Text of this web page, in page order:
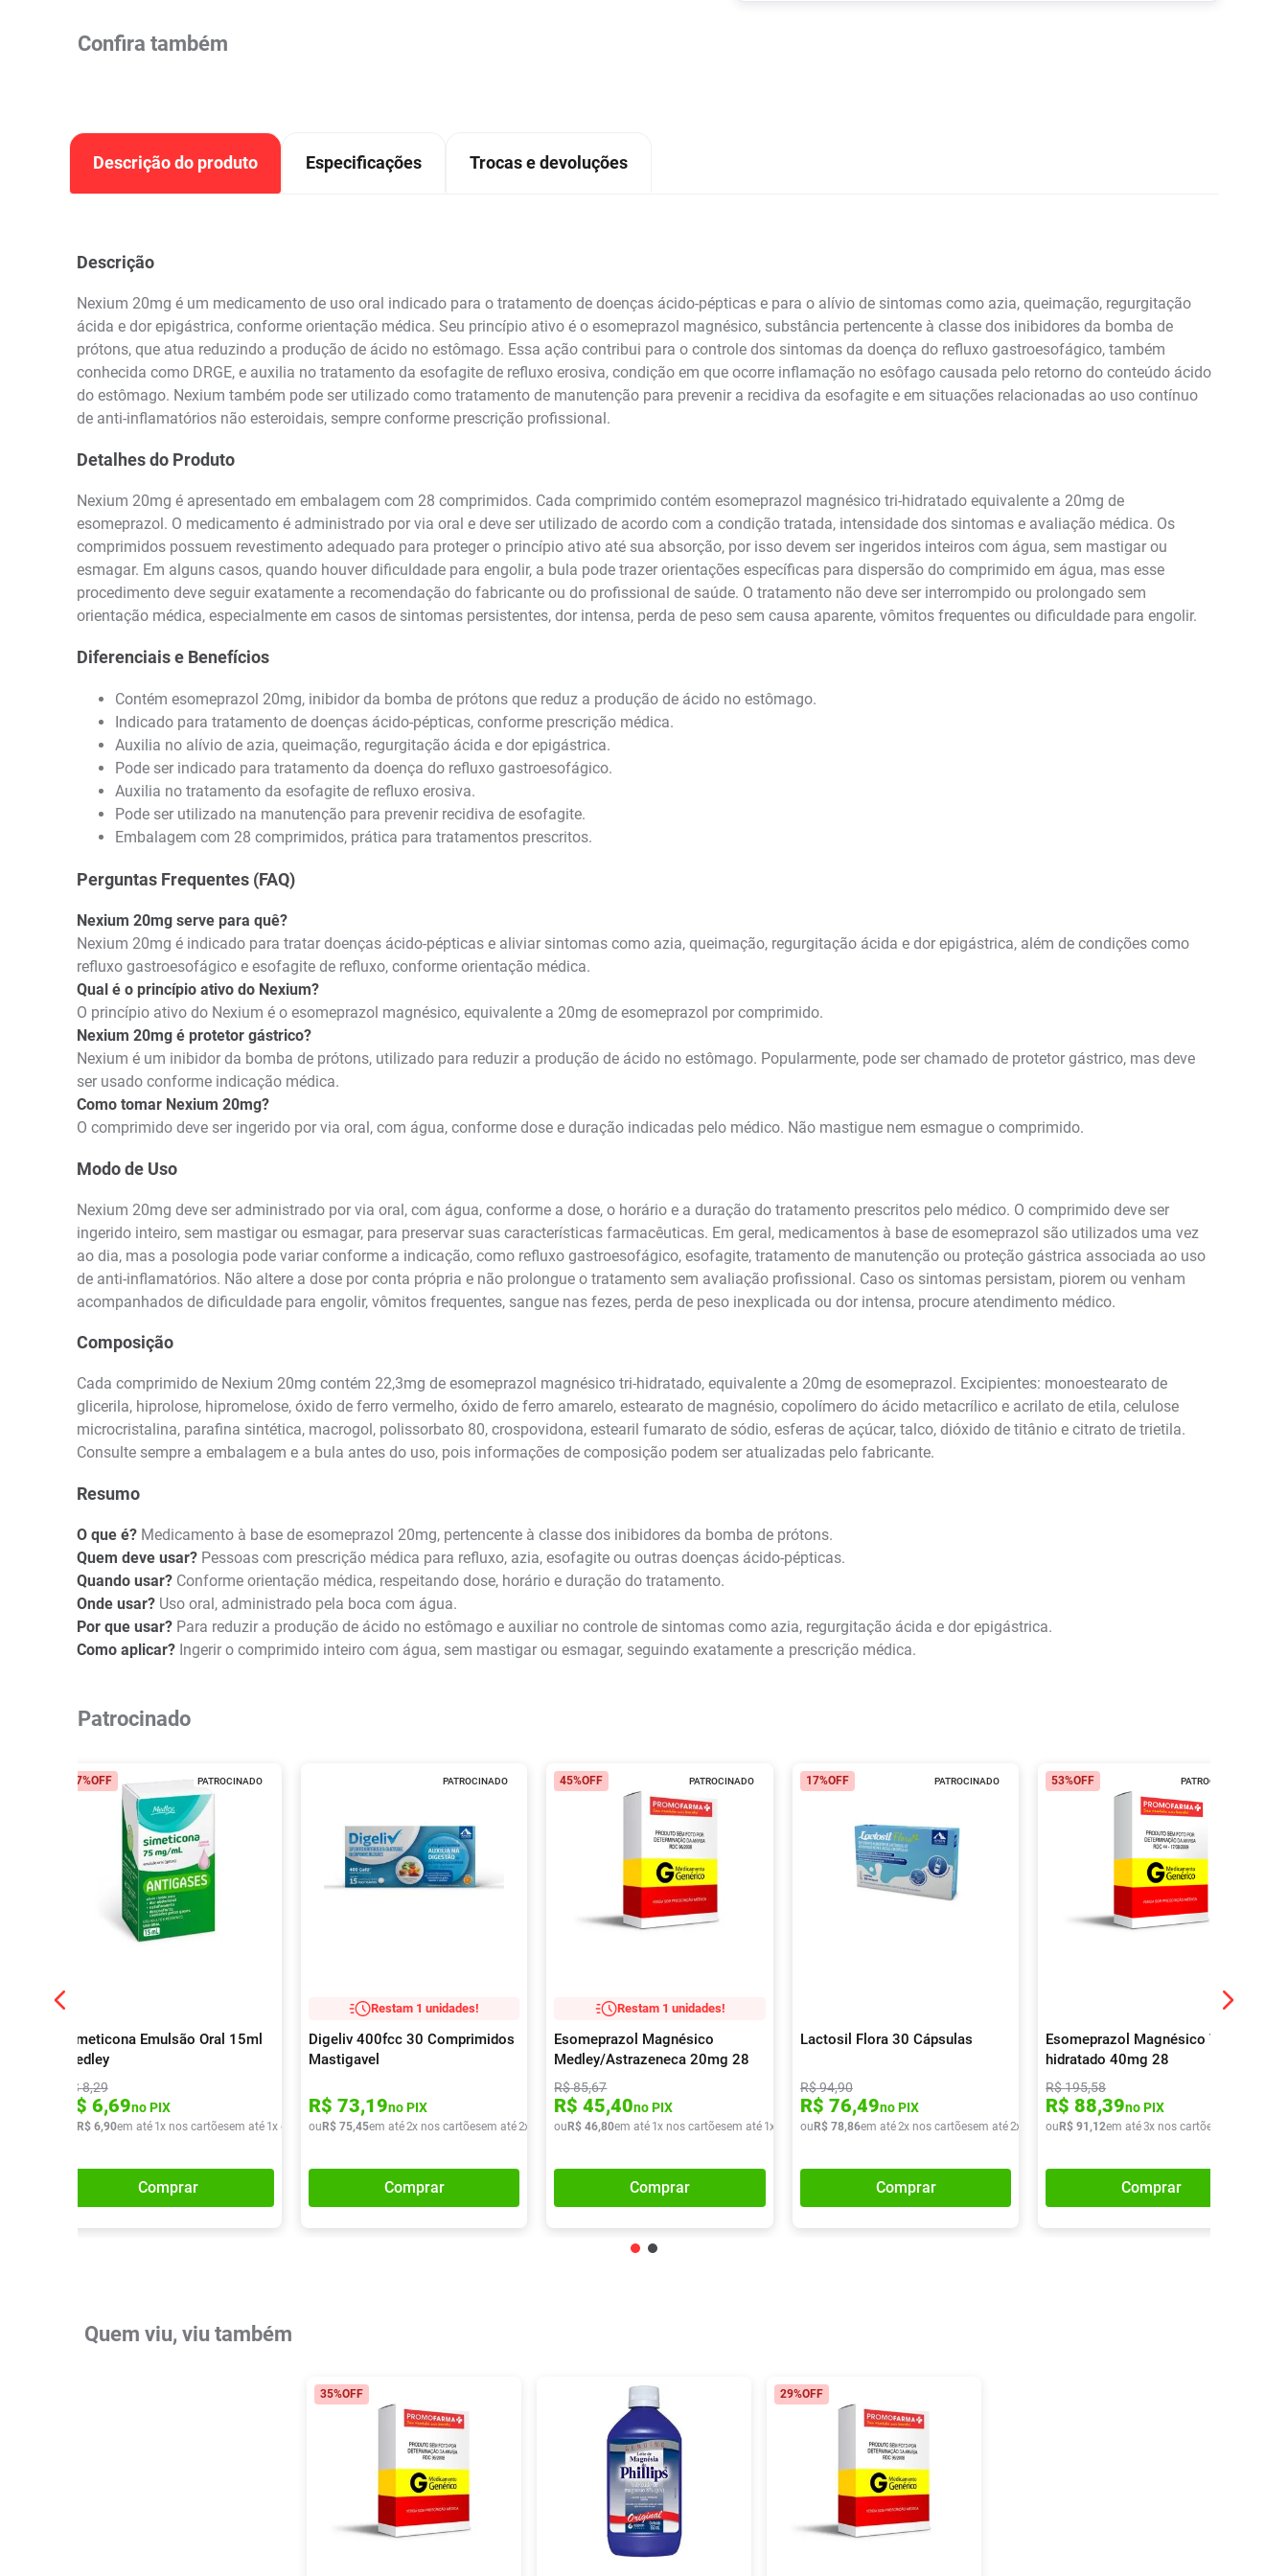
Confira também
Descrição do produto Especificações Trocas e devoluções
Descrição
Nexium 20mg é um medicamento de uso oral indicado para o tratamento de doenças ácido-pépticas e para o alívio de sintomas como azia, queimação, regurgitação
ácida e dor epigástrica, conforme orientação médica. Seu princípio ativo é o esomeprazol magnésico, substância pertencente à classe dos inibidores da bomba de
prótons, que atua reduzindo a produção de ácido no estômago. Essa ação contribui para o controle dos sintomas da doença do refluxo gastroesofágico, também
conhecida como DRGE, e auxilia no tratamento da esofagite de refluxo erosiva, condição em que ocorre inflamação no esôfago causada pelo retorno do conteúdo ácido
do estômago. Nexium também pode ser utilizado como tratamento de manutenção para prevenir a recidiva da esofagite e em situações relacionadas ao uso contínuo
de anti-inflamatórios não esteroidais, sempre conforme prescrição profissional.
Detalhes do Produto
Nexium 20mg é apresentado em embalagem com 28 comprimidos. Cada comprimido contém esomeprazol magnésico tri-hidratado equivalente a 20mg de
esomeprazol. O medicamento é administrado por via oral e deve ser utilizado de acordo com a condição tratada, intensidade dos sintomas e avaliação médica. Os
comprimidos possuem revestimento adequado para proteger o princípio ativo até sua absorção, por isso devem ser ingeridos inteiros com água, sem mastigar ou
esmagar. Em alguns casos, quando houver dificuldade para engolir, a bula pode trazer orientações específicas para dispersão do comprimido em água, mas esse
procedimento deve seguir exatamente a recomendação do fabricante ou do profissional de saúde. O tratamento não deve ser interrompido ou prolongado sem
orientação médica, especialmente em casos de sintomas persistentes, dor intensa, perda de peso sem causa aparente, vômitos frequentes ou dificuldade para engolir.
Diferenciais e Benefícios
Contém esomeprazol 20mg, inibidor da bomba de prótons que reduz a produção de ácido no estômago.
Indicado para tratamento de doenças ácido-pépticas, conforme prescrição médica.
Auxilia no alívio de azia, queimação, regurgitação ácida e dor epigástrica.
Pode ser indicado para tratamento da doença do refluxo gastroesofágico.
Auxilia no tratamento da esofagite de refluxo erosiva.
Pode ser utilizado na manutenção para prevenir recidiva de esofagite.
Embalagem com 28 comprimidos, prática para tratamentos prescritos.
Perguntas Frequentes (FAQ)
Nexium 20mg serve para quê?
Nexium 20mg é indicado para tratar doenças ácido-pépticas e aliviar sintomas como azia, queimação, regurgitação ácida e dor epigástrica, além de condições como
refluxo gastroesofágico e esofagite de refluxo, conforme orientação médica.
Qual é o princípio ativo do Nexium?
O princípio ativo do Nexium é o esomeprazol magnésico, equivalente a 20mg de esomeprazol por comprimido.
Nexium 20mg é protetor gástrico?
Nexium é um inibidor da bomba de prótons, utilizado para reduzir a produção de ácido no estômago. Popularmente, pode ser chamado de protetor gástrico, mas deve
ser usado conforme indicação médica.
Como tomar Nexium 20mg?
O comprimido deve ser ingerido por via oral, com água, conforme dose e duração indicadas pelo médico. Não mastigue nem esmague o comprimido.
Modo de Uso
Nexium 20mg deve ser administrado por via oral, com água, conforme a dose, o horário e a duração do tratamento prescritos pelo médico. O comprimido deve ser
ingerido inteiro, sem mastigar ou esmagar, para preservar suas características farmacêuticas. Em geral, medicamentos à base de esomeprazol são utilizados uma vez
ao dia, mas a posologia pode variar conforme a indicação, como refluxo gastroesofágico, esofagite, tratamento de manutenção ou proteção gástrica associada ao uso
de anti-inflamatórios. Não altere a dose por conta própria e não prolongue o tratamento sem avaliação profissional. Caso os sintomas persistam, piorem ou venham
acompanhados de dificuldade para engolir, vômitos frequentes, sangue nas fezes, perda de peso inexplicada ou dor intensa, procure atendimento médico.
Composição
Cada comprimido de Nexium 20mg contém 22,3mg de esomeprazol magnésico tri-hidratado, equivalente a 20mg de esomeprazol. Excipientes: monoestearato de
glicerila, hiprolose, hipromelose, óxido de ferro vermelho, óxido de ferro amarelo, estearato de magnésio, copolímero do ácido metacrílico e acrilato de etila, celulose
microcristalina, parafina sintética, macrogol, polissorbato 80, crospovidona, estearil fumarato de sódio, esferas de açúcar, talco, dióxido de titânio e citrato de trietila.
Consulte sempre a embalagem e a bula antes do uso, pois informações de composição podem ser atualizadas pelo fabricante.
Resumo
O que é? Medicamento à base de esomeprazol 20mg, pertencente à classe dos inibidores da bomba de prótons.
Quem deve usar? Pessoas com prescrição médica para refluxo, azia, esofagite ou outras doenças ácido-pépticas.
Quando usar? Conforme orientação médica, respeitando dose, horário e duração do tratamento.
Onde usar? Uso oral, administrado pela boca com água.
Por que usar? Para reduzir a produção de ácido no estômago e auxiliar no controle de sintomas como azia, regurgitação ácida e dor epigástrica.
Como aplicar? Ingerir o comprimido inteiro com água, sem mastigar ou esmagar, seguindo exatamente a prescrição médica.
Patrocinado
PATROCINADO
17%OFF
Simeticona Emulsão Oral 15ml
Medley
R$8,29
R$ 6,69no PIX
R$ 6,90em até 1x nos cartõesem até 1x de R$ 6, 90
Comprar
PATROCINADO
Restam 1 unidades!
Digeliv 400fcc 30 Comprimidos
Mastigavel
R$ 73,19no PIX
ou R$ 75,45em até2x nos cartõesem até2x de R$ 37,72
Comprar
PATROCINADO
45%OFF
Restam 1 unidades!
Esomeprazol Magnésico
Medley/Astrazeneca 20mg 28
comprimidos
R$85,67
R$ 45,40no PIX
ou R$ 46,80em até 1x nos cartõesem até 1x de R$ 46,80
Comprar
PATROCINADO
17%OFF
Lactosil Flora 30 Cápsulas
R$94,90
R$ 76,49no PIX
ou R$ 78,86em até2x nos cartõesem até2x de R$ 39,43
Comprar
PATROCINADO
53%OFF
Esomeprazol Magnésico Tri-
hidratado 40mg 28
Comprimidos Revestidos
Astrazeneca
R$195,58
R$ 88,39no PIX
ou R$ 91 ,12em até3x nos cartões
Comprar
Quem viu, viu também
35%OFF 29%OFF